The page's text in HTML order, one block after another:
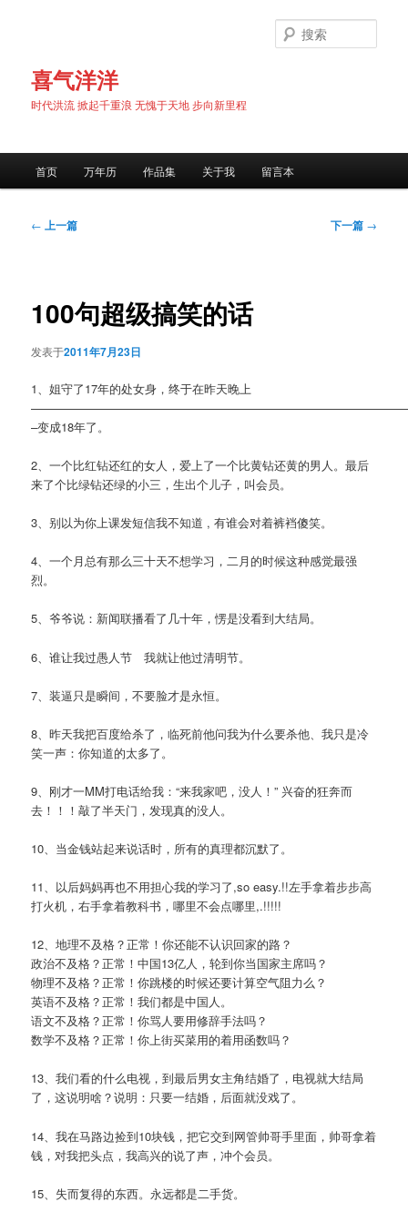
喜气洋洋
时代洪流 掀起千重浪 无愧于天地 步向新里程
索
首页 万年历 作品集 关于我 留言本
文
← 上一篇 下一篇 →
100句超级搞笑的话
发表于2011年7月23日
1、姐守了17年的处女身，终于在昨天晚上
–变成18年了。
2、一个比红钻还红的女人，爱上了一个比黄钻还黄的男人。最后
来了个比绿钻还绿的小三，生出个儿子，叫会员。
3、别以为你上课发短信我不知道 , 有谁会对着裤裆傻笑。
4、一个月总有那么三十天不想学习，二月的时候这种感觉最强
烈。
5、爷爷说：新闻联播看了几十年，愣是没看到大结局。
6、谁让我过愚人节 我就让他过清明节。
7、装逼只是瞬间，不要脸才是永恒。
8、昨天我把百度给杀了，临死前他问我为什么要杀他、我只是冷
笑一声：你知道的太多了。
9、刚才一MM打电话给我：“来我家吧，没人！” 兴奋的狂奔而
去！！！敲了半天门，发现真的没人。
10、当金钱站起来说话时，所有的真理都沉默了。
11、以后妈妈再也不用担心我的学习了,so easy.!!左手拿着步步高
打火机，右手拿着教科书，哪里不会点哪里,.!!!!!
12、地理不及格？正常！你还能不认识回家的路？
政治不及格？正常！中国13亿人，轮到你当国家主席吗？
物理不及格？正常！你跳楼的时候还要计算空气阻力么？
英语不及格？正常！我们都是中国人。
语文不及格？正常！你骂人要用修辞手法吗？
数学不及格？正常！你上街买菜用的着用函数吗？
13、我们看的什么电视，到最后男女主角结婚了，电视就大结局
了，这说明啥？说明：只要一结婚，后面就没戏了。
14、我在马路边捡到10块钱，把它交到网管帅哥手里面，帅哥拿着
钱，对我把头点，我高兴的说了声，冲个会员。
15、失而复得的东西。永远都是二手货。